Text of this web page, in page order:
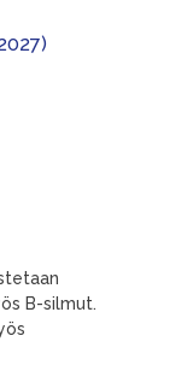
B-silmut.